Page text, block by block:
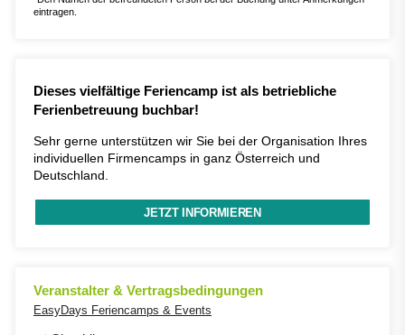
eintragen.
Dieses vielfältige Feriencamp ist als betriebliche
Ferienbetreuung buchbar!
Sehr gerne unterstützen wir Sie bei der Organisation Ihres
individuellen Firmencamps in ganz Österreich und
Deutschland.
JETZT INFORMIEREN
Veranstalter & Vertragsbedingungen
EasyDays Feriencamps & Events